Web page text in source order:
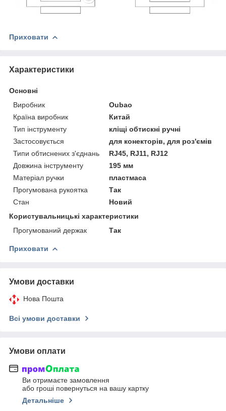
Приховати
Характеристики
Основні
Виробник
Oubao
Країна виробник
Китай
Тип інструменту
кліщі обтискні ручні
Застосовується
для конекторів, для роз'ємів
Типи обтиснених з'єднань
RJ45, RJ11, RJ12
Довжина інструменту
195 мм
Матеріал ручки
пластмаса
Прогумована рукоятка
Так
Стан
Новий
Користувальницькі характеристики
Прогумований держак
Так
Приховати
Умови доставки
Нова Пошта
Всі умови доставки
Умови оплати
Ви отримаєте замовлення
або гроші повернуться на вашу картку
Детальніше